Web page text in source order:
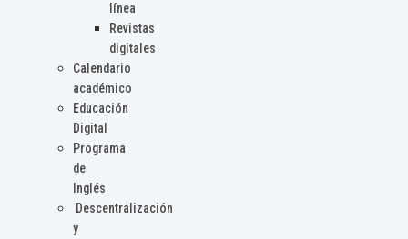
línea
Revistas
digitales
Calendario
académico
Educación
Digital
Programa
de
Inglés
Descentralización
y